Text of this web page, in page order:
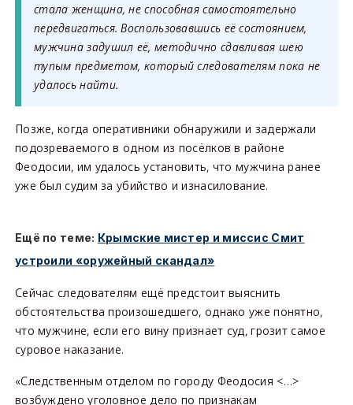
стала женщина, не способная самостоятельно
передвигаться. Воспользовавшись её состоянием,
мужчина задушил её, методично сдавливая шею
тупым предметом, который следователям пока не
удалось найти.
Позже, когда оперативники обнаружили и задержали
подозреваемого в одном из посёлков в районе
Феодосии, им удалось установить, что мужчина ранее
уже был судим за убийство и изнасилование.
Ещё по теме: Крымские мистер и миссис Смит
устроили «оружейный скандал»
Сейчас следователям ещё предстоит выяснить
обстоятельства произошедшего, однако уже понятно,
что мужчине, если его вину признает суд, грозит самое
суровое наказание.
«Следственным отделом по городу Феодосия <…>
возбуждено уголовное дело по признакам